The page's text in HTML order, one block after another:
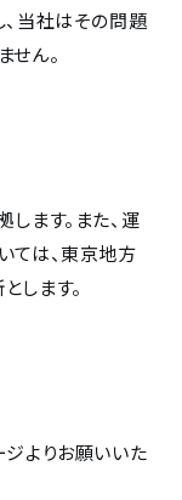
当社はその問題
ん。
ます。また、運
ては、東京地方
します。
よりお願いいた